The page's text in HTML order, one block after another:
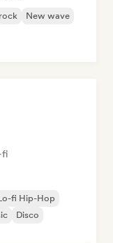
New wave
fi
fi Hip-Hop
Disco